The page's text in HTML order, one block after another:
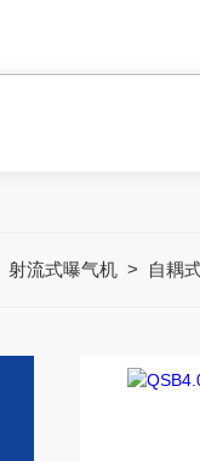
射流式曝气机> 自耦